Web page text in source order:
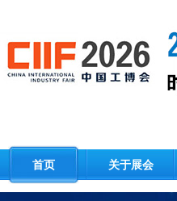
首页 关于展会